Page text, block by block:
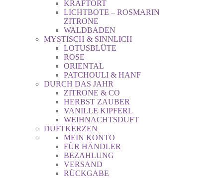
KRAFTORT
LICHTBOTE – ROSMARIN
ZITRONE
WALDBADEN
MYSTISCH & SINNLICH
LOTUSBLÜTE
ROSE
ORIENTAL
PATCHOULI & HANF
DURCH DAS JAHR
ZITRONE & CO
HERBST ZAUBER
VANILLE KIPFERL
WEIHNACHTSDUFT
DUFTKERZEN
MEIN KONTO
FÜR HÄNDLER
BEZAHLUNG
VERSAND
RÜCKGABE